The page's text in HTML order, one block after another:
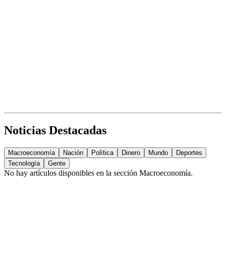
Noticias Destacadas
Macroeconomía Nación Política Dinero Mundo
Deportes
Tecnología
Gente
No hay artículos disponibles en la sección Macroeconomía.